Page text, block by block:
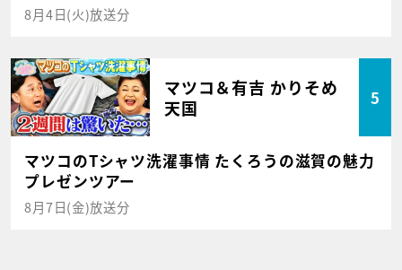
8月4日(火)放送分
マツコ＆有吉 かりそめ
天国
5
マツコのTシャツ洗濯事情 たくろうの滋賀の魅力
プレゼンツアー
8月7日(金)放送分